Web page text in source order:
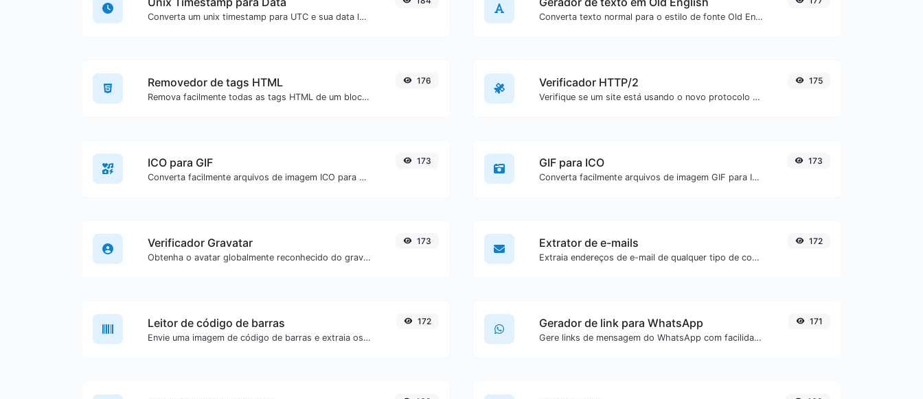
Converta um unix timestamp para UTC e sua data local. Converta texto normal para o estilo de fonte Old English.
Removedor de tags HTML
Remova facilmente todas as tags HTML de um bloco de texto.
176 Verificador HTTP/2
Verifique se um site está usando o novo protocolo HTTP/2 ou não.
175
ICO para GIF
Converta facilmente arquivos de imagem ICO para GIF.
173 GIF para ICO
Converta facilmente arquivos de imagem GIF para ICO.
173
Verificador Gravatar
Obtenha o avatar globalmente reconhecido do gravatar.com para qualquer e-mail.
173 Extrator de e-mails
Extraia endereços de e-mail de qualquer tipo de conteúdo textual.
172
Leitor de código de barras
Envie uma imagem de código de barras e extraia os dados contidos nela.
172 Gerador de link para WhatsApp
Gere links de mensagem do WhatsApp com facilidade.
171